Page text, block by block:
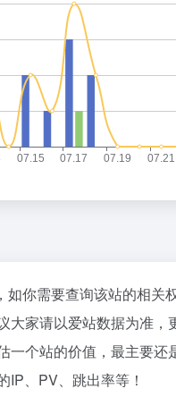
你需要查询该站的相关
大家请以爱站数据为准
一个站的价值，最主要
IP、PV、跳出率等！